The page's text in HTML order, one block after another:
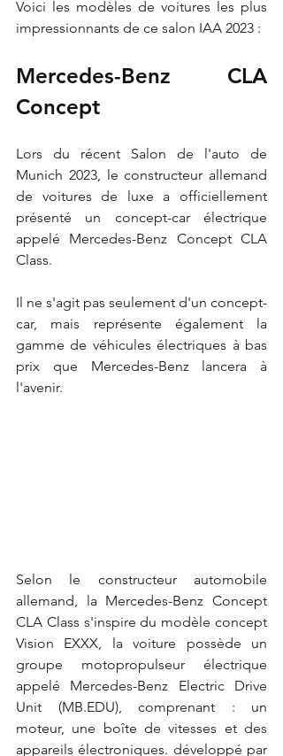
Voici les modèles de voitures les plus
impressionnants de ce salon IAA 2023 :
Mercedes-Benz CLA
Concept
Lors du récent Salon de l'auto de
Munich 2023, le constructeur allemand
de voitures de luxe a officiellement
présenté un concept-car électrique
appelé Mercedes-Benz Concept CLA
Class.
Il ne s'agit pas seulement d'un concept-
car, mais représente également la
gamme de véhicules électriques à bas
prix que Mercedes-Benz lancera à
l'avenir.
Selon le constructeur automobile
allemand, la Mercedes-Benz Concept
CLA Class s'inspire du modèle concept
Vision EXXX, la voiture possède un
groupe motopropulseur électrique
appelé Mercedes-Benz Electric Drive
Unit (MB.EDU), comprenant : un
moteur, une boîte de vitesses et des
appareils électroniques. développé par